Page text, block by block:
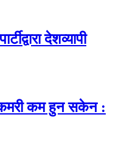
देशव्यापी
कम हुन सकेन :